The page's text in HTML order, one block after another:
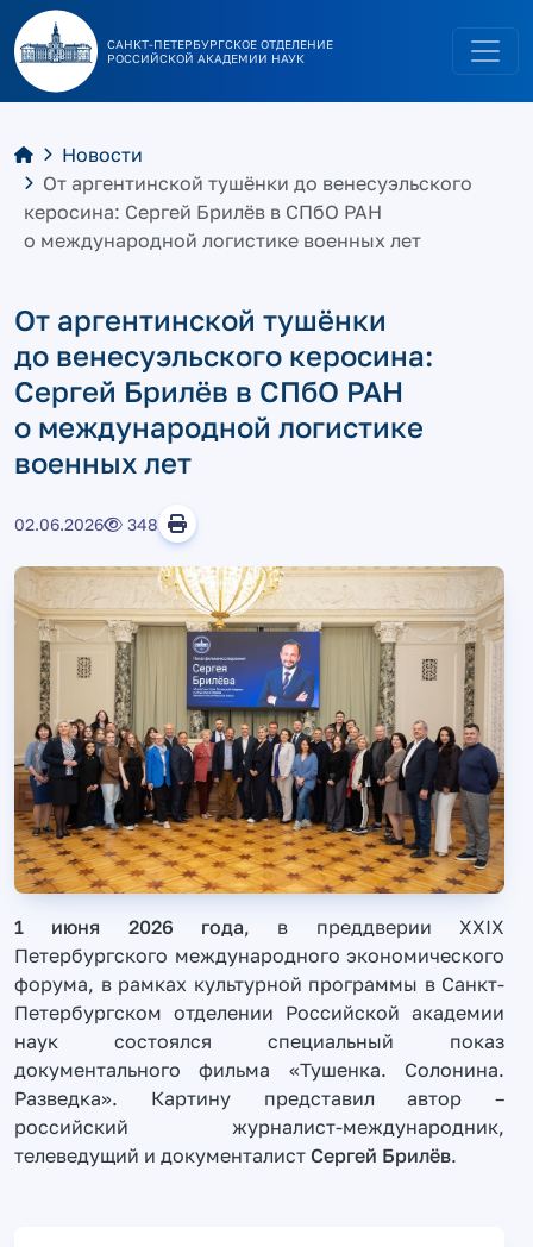
САНКТ-ПЕТЕРБУРГСКОЕ ОТДЕЛЕНИЕ
РОССИЙСКОЙ АКАДЕМИИ НАУК
Новости
От аргентинской тушёнки до венесуэльского
керосина: Сергей Брилёв в СПбО РАН
о международной логистике военных лет
От аргентинской тушёнки
до венесуэльского керосина:
Сергей Брилёв в СПбО РАН
о международной логистике
военных лет
02.06.2026 348
1 июня 2026 года, в преддверии XXIX
Петербургского международного экономического
форума, в рамках культурной программы в Санкт-
Петербургском отделении Российской академии
наук состоялся специальный показ
документального фильма «Тушенка. Солонина.
Разведка». Картину представил автор –
российский журналист-международник,
телеведущий и документалист Сергей Брилёв.